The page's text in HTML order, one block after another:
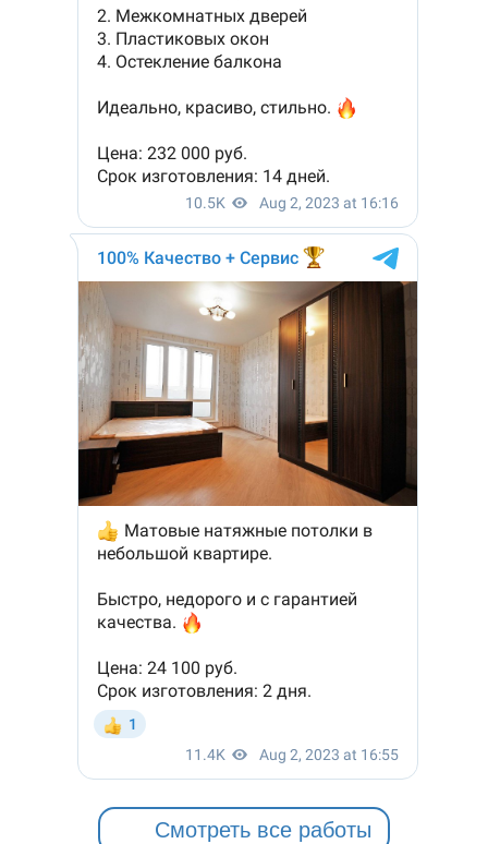
Смотреть все работы